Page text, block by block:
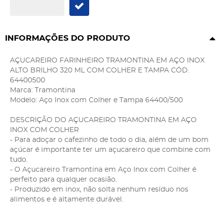
INFORMAÇÕES DO PRODUTO
AÇUCAREIRO FARINHEIRO TRAMONTINA EM AÇO INOX
ALTO BRILHO 320 ML COM COLHER E TAMPA CÓD.
64400500
Marca: Tramontina
Modelo: Aço Inox com Colher e Tampa 64400/500
DESCRIÇÃO DO AÇUCAREIRO TRAMONTINA EM AÇO
INOX COM COLHER
- Para adoçar o cafezinho de todo o dia, além de um bom
açúcar é importante ter um açucareiro que combine com
tudo.
- O Açucareiro Tramontina em Aço Inox com Colher é
perfeito para qualquer ocasião.
- Produzido em inox, não solta nenhum resíduo nos
alimentos e é altamente durável.